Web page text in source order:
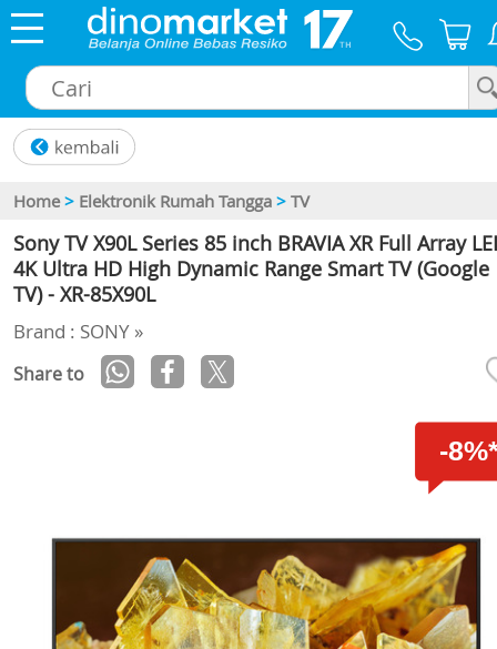
Home > Elektronik Rumah Tangga > TV
Sony TV X90L Series 85 inch BRAVIA XR Full Array
4K Ultra HD High Dynamic Range Smart TV (Google
TV) - XR-85X90L
Brand : SONY »
Share to
-